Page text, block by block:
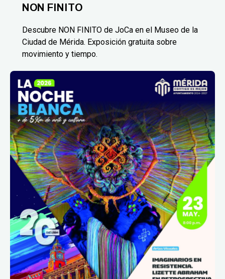
NON FINITO
Descubre NON FINITO de JoCa en el Museo de la
Ciudad de Mérida. Exposición gratuita sobre
movimiento y tiempo.